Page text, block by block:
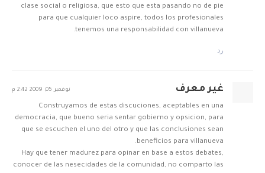
clase social o religiosa, que esto que esta pasando no de pie
para que cualquier loco aspire, todos los profesionales
tenemos una responsabilidad con villanueva.
رد
غير معرف نوفمبر 05, 2009 2:42 م
Construyamos de estas discuciones, aceptables en una
democracia, que bueno seria sentar gobierno y opsicion, para
que se escuchen el uno del otro y que las conclusiones sean
beneficios para villanueva.
Hay que tener madurez para opinar en base a estos debates,
conocer de las nesecidades de la comunidad, no comparto las